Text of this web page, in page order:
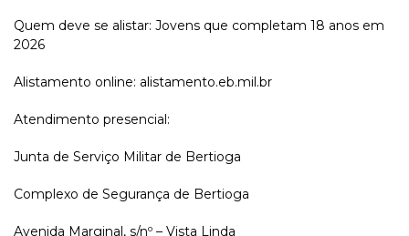
Quem deve se alistar: Jovens que completam 18 anos em
2026
Alistamento online: alistamento.eb.mil.br
Atendimento presencial:
Junta de Serviço Militar de Bertioga
Complexo de Segurança de Bertioga
Avenida Marginal, s/nº – Vista Linda